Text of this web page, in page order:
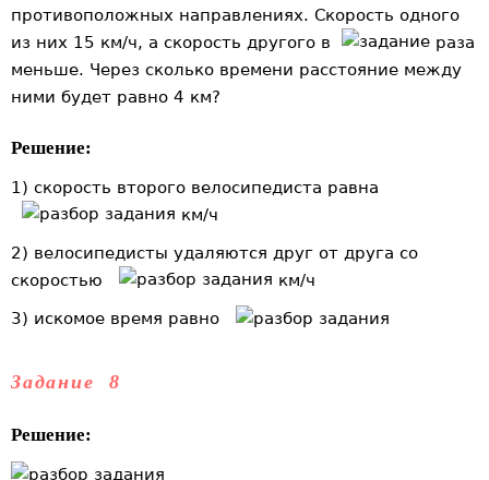
противоположных направлениях. Скорость одного
из них 15 км/ч, а скорость другого в
раза
меньше. Через сколько времени расстояние между
ними будет равно 4 км?
Решение:
1) скорость второго велосипедиста равна
км/ч
2) велосипедисты удаляются друг от друга со
скоростью
км/ч
3) искомое время равно
Задание 8
Решение: